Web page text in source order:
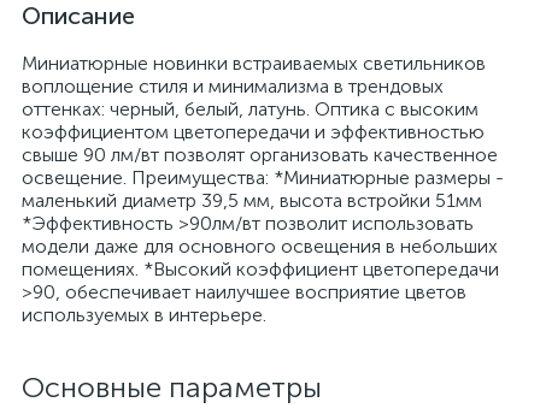
Описание
Миниатюрные новинки встраиваемых светильников
воплощение стиля и минимализма в трендовых
оттенках: черный, белый, латунь. Оптика с высоким
коэффициентом цветопередачи и эффективностью
свыше 90 лм/вт позволят организовать качественное
освещение. Преимущества: *Миниатюрные размеры -
маленький диаметр 39,5 мм, высота встройки 51мм
*Эффективность >90лм/вт позволит использовать
модели даже для основного освещения в небольших
помещениях. *Высокий коэффициент цветопередачи
>90, обеспечивает наилучшее восприятие цветов
используемых в интерьере.
Основные параметры